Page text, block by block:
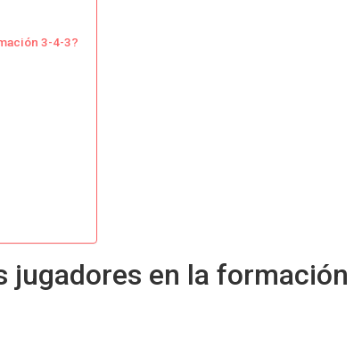
3-4-3?
jugadores en la formación